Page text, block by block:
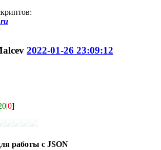
2022-01-26 23:09:12
|0]
работы с JSON